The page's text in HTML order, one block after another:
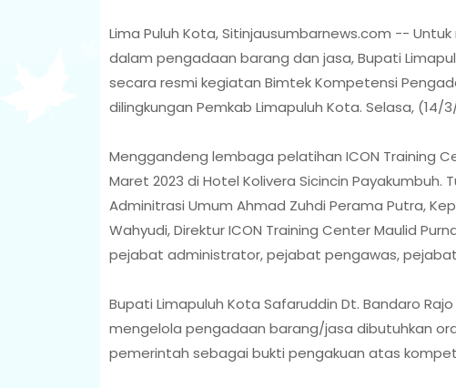
Lima Puluh Kota, Sitinjausumbarnews.com --
dalam pengadaan barang dan jasa, Bupati
secara resmi kegiatan Bimtek Kompetensi
dilingkungan Pemkab Limapuluh Kota. Selasa, (14/
Menggandeng lembaga pelatihan ICON Training
Maret 2023 di Hotel Kolivera Sicincin
Adminitrasi Umum Ahmad Zuhdi Perama Putra,
Wahyudi, Direktur ICON Training Center Maulid
pejabat administrator, pejabat pengawas,
Bupati Limapuluh Kota Safaruddin Dt. Bandaro
mengelola pengadaan barang/jasa dibutuhkan
pemerintah sebagai bukti pengakuan atas